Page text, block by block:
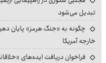
تبدیل می‌شود
چگونه به «جنگ هرمز» پایان
خارجه آمریکا
فراخوان دریافت ایده‌های